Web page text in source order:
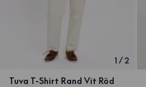
1/2
Tuva T-Shirt Rand Vit Röd